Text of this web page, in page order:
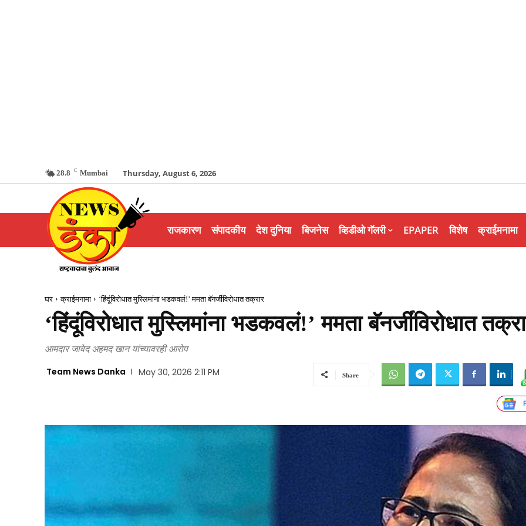
28.8 C Mumbai Thursday, August 6, 2026
राजकारण संपादकीय देश दुनिया बिजनेस व्हिडीओ गॅलरी EPAPER विशेष क्राईमनामा
घर क्राईमनामा ‘हिंदूंविरोधात मुस्लिमांना भडकवलं!’ ममता बॅनर्जींविरोधात तक्रार
‘हिंदूंविरोधात मुस्लिमांना भडकवलं!’ ममता बॅनर्जींविरोधात
आमदार जावेद अहमद खान यांच्यावरही आरोप
Team News Danka May 30, 2026 2:11 PM Share